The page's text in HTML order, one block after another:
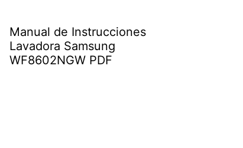
Manual de Instrucciones
Lavadora Samsung
WF8602NGW PDF